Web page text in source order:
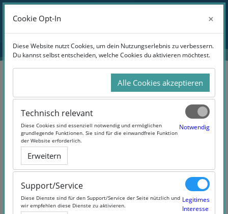
Zum Hauptinhalt
Website-Übersicht
Anmelden
Suchen
2 Products Found
Cookie Opt-In ×
Diese Website nutzt Cookies, um dein Nutzungserlebnis zu verbessern.
Du kannst selbst entscheiden, welche Cookies du aktivieren möchtest.
Alle Cookies akzeptieren
Technisch relevant
Diese Cookies sind essenziell notwendig und ermöglichen
grundlegende Funktionen. Sie sind für die einwandfreie Funktion
der Website erforderlich.
Notwendig
Erweitern
Support/Service
Diese Dienste sind für den Support/Service der Seite nützlich und
wir empfehlen diese Dienste zu aktivieren.
Legitimes
Interesse
Cookie Opt-In ×
Diese Website nutzt Cookies, um dein Nutzungserlebnis zu verbessern.
Du kannst selbst entscheiden, welche Cookies du aktivieren möchtest.
Alle Cookies akzeptieren
Technisch relevant
Diese Cookies sind essenziell notwendig und ermöglichen
grundlegende Funktionen. Sie sind für die einwandfreie Funktion
der Website erforderlich.
Notwendig
Erweitern
Support/Service
Diese Dienste sind für den Support/Service der Seite nützlich und
wir empfehlen diese Dienste zu aktivieren.
Legitimes
Interesse